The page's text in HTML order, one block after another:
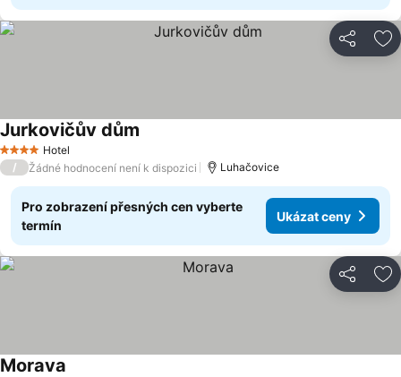
Sdílet
4 Počet hvězdiček
Hotel
Jurkovičův dům
/ Žádné hodnocení není k dispozici Luhačovice
Pro zobrazení přesných cen vyberte
termín
Ukázat ceny
Sdílet
Morava